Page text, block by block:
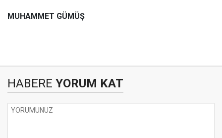
MUHAMMET GÜMÜŞ
HABERE YORUM KAT